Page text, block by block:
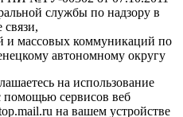
службы по надзору в
связи,
и массовых коммуникаций по
автономному округу
на использование
помощью сервисов веб
на вашем устройстве